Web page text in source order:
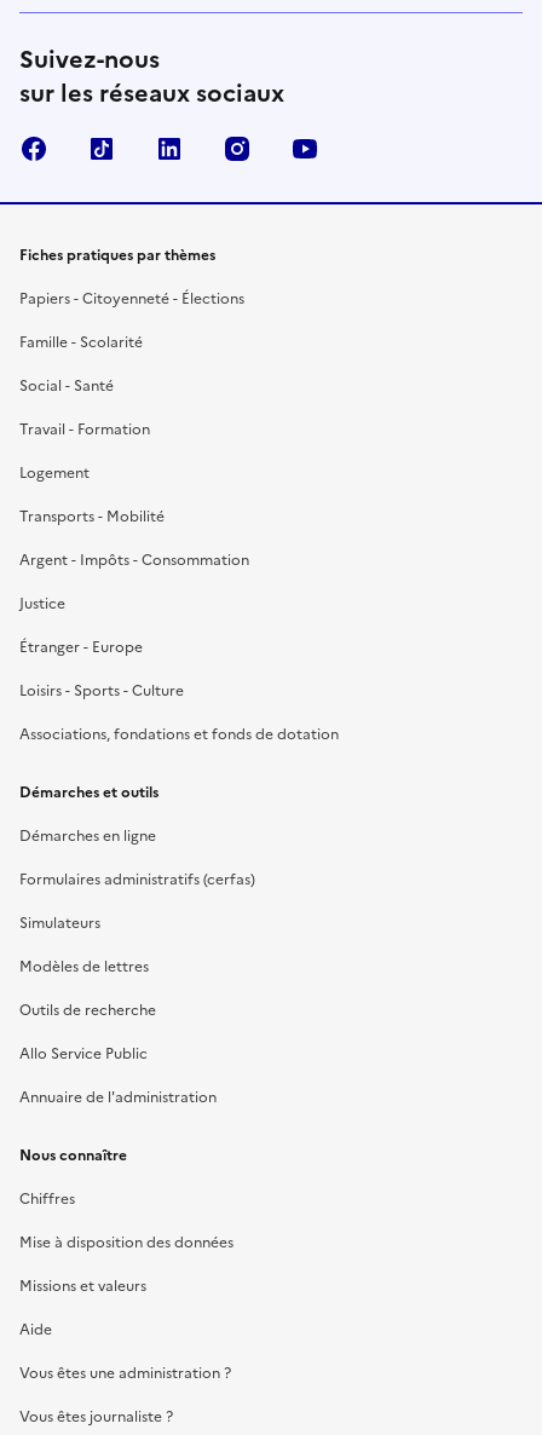
Suivez-nous
sur les réseaux sociaux
FacebookTikTok LinkedIn Instagram
Fiches pratiques par thèmes
Papiers - Citoyenneté - Élections
Famille - Scolarité
Social - Santé
Travail - Formation
Logement
Transports - Mobilité
Argent - Impôts - Consommation
Justice
Étranger - Europe
Loisirs - Sports - Culture
Associations, fondations et fonds de dotation
Démarches et outils
Démarches en ligne
Formulaires administratifs (cerfas)
Simulateurs
Modèles de lettres
Outils de recherche
Allo Service Public
Annuaire de l'administration
Nous connaître
Chiffres
Mise à disposition des données
Missions et valeurs
Aide
Vous êtes une administration ?
Vous êtes journaliste ?